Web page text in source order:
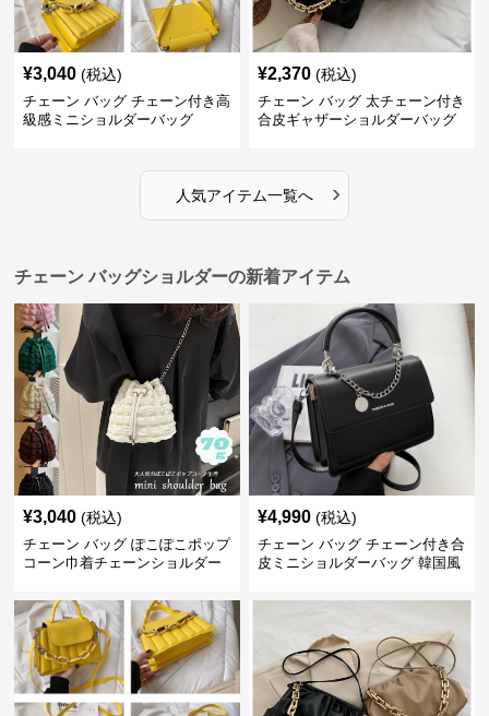
¥3,040 (税込)
チェーン バッグ チェーン付き高
級感ミニショルダーバッグ
¥2,370 (税込)
チェーン バッグ 太チェーン付き
合皮ギャザーショルダーバッグ
人気アイテム一覧へ ›
チェーン バッグショルダーの新着アイテム
¥3,040 (税込)
チェーン バッグ ぽこぽこポップ
コーン巾着チェーンショルダー
¥4,990 (税込)
チェーン バッグ チェーン付き合
皮ミニショルダーバッグ 韓国風